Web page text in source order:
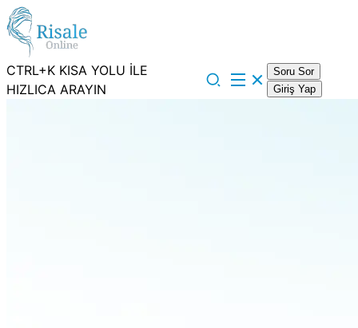
CTRL+K KISA YOLU İLE
HIZLICA ARAYIN
Soru Sor
Giriş Yap